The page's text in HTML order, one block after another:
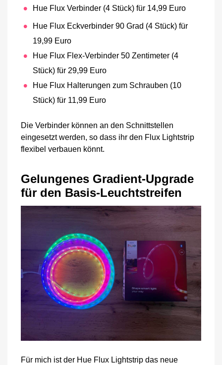
Hue Flux Verbinder (4 Stück) für 14,99 Euro
Hue Flux Eckverbinder 90 Grad (4 Stück) für
19,99 Euro
Hue Flux Flex-Verbinder 50 Zentimeter (4
Stück) für 29,99 Euro
Hue Flux Halterungen zum Schrauben (10
Stück) für 11,99 Euro
Die Verbinder können an den Schnittstellen
eingesetzt werden, so dass ihr den Flux Lightstrip
flexibel verbauen könnt.
Gelungenes Gradient-Upgrade
für den Basis-Leuchtstreifen
Für mich ist der Hue Flux Lightstrip das neue